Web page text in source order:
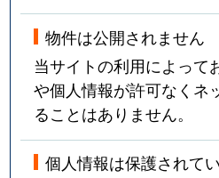
物件は公開されません
当サイトの利用によって
や個人情報が許可なくネ
ることはありません。
個人情報は保護されて